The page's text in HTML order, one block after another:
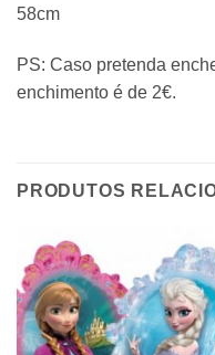
58cm
PS: Caso pretenda
enchimento é de 2€.
PRODUTOS